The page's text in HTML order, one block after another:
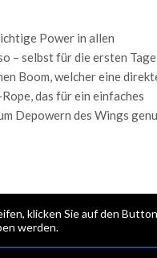
Power in allen
– selbst für die ersten Tage
Boom, welcher eine
das für ein einfaches
Depowern des Wings
klicken Sie auf den
werden.